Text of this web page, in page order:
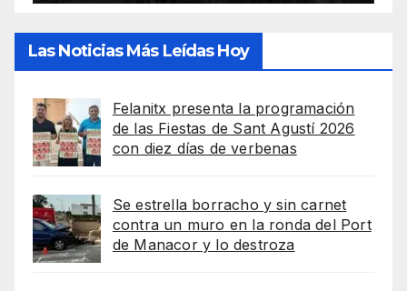
Las Noticias Más Leídas Hoy
Felanitx presenta la programación
de las Fiestas de Sant Agustí 2026
con diez días de verbenas
Se estrella borracho y sin carnet
contra un muro en la ronda del Port
de Manacor y lo destroza